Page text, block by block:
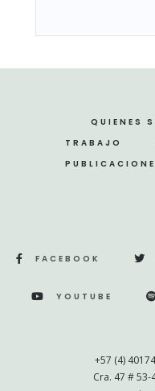
QUIENES
TRABAJO
FACEBOOK
YOUTUBE
+57 (4)
Cra. 47 # 53-